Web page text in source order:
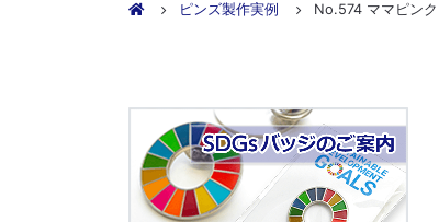
ピンズ製作実例 No.574 ママピン